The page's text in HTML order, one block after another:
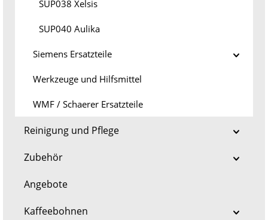
SUP038 Xelsis
SUP040 Aulika
Siemens Ersatzteile
Werkzeuge und Hilfsmittel
WMF / Schaerer Ersatzteile
Reinigung und Pflege
Zubehör
Angebote
Kaffeebohnen